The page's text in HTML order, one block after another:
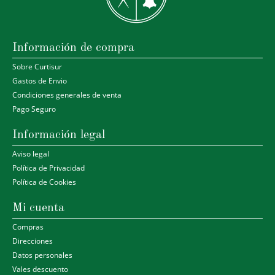
Información de compra
Sobre Curtisur
Gastos de Envio
Condiciones generales de venta
Pago Seguro
Información legal
Aviso legal
Política de Privacidad
Política de Cookies
Mi cuenta
Compras
Direcciones
Datos personales
Vales descuento